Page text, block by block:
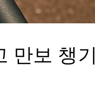
만보 챙기